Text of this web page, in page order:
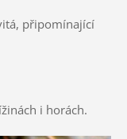
připomínající
i horách.